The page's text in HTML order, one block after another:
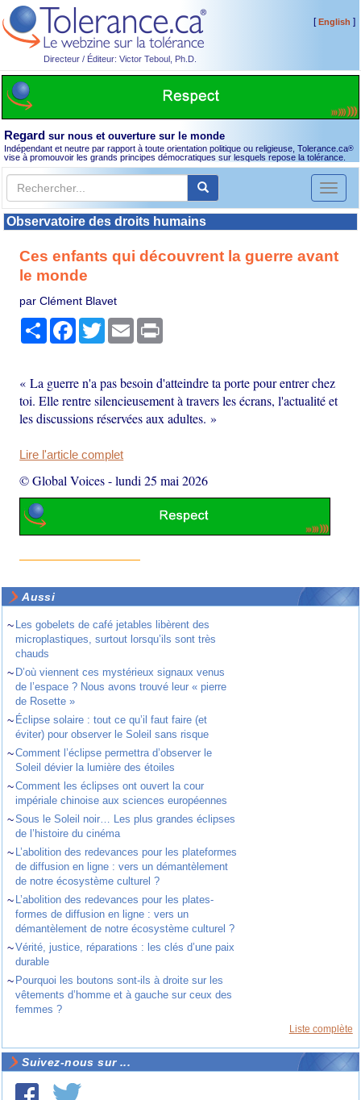
Directeur / Éditeur: Victor Teboul, Ph.D.
[English ]
Regard sur nous et ouverture sur le monde
Indépendant et neutre par rapport à toute orientation politique ou religieuse, Tolerance.ca®
vise à promouvoir les grands principes démocratiques sur lesquels repose la tolérance.
Toggle
Observatoire des droits humains
Ces enfants qui découvrent la guerre avant
le monde
par Clément Blavet
PartagerFacebook
TwitterEmail
« La guerre n'a pas besoin d'atteindre ta porte pour entrer chez
toi. Elle rentre silencieusement à travers les écrans, l'actualité et
les discussions réservées aux adultes. »
Lire l'article complet
© Global Voices-lundi 25 mai 2026
Aussi
~ Les gobelets de café jetables libèrent des
microplastiques, surtout lorsqu’ils sont très
chauds
~ D’où viennent ces mystérieux signaux venus
de l’espace ? Nous avons trouvé leur « pierre
de Rosette »
~ Éclipse solaire : tout ce qu’il faut faire (et
éviter) pour observer le Soleil sans risque
~Comment l’éclipse permettra d’observer le
Soleil dévier la lumière des étoiles
~Comment les éclipses ont ouvert la cour
impériale chinoise aux sciences européennes
~Sous le Soleil noir… Les plus grandes éclipses
de l’histoire du cinéma
~ L’abolition des redevances pour les plateformes
de diffusion en ligne : vers un démantèlement
de notre écosystème culturel ?
~ L’abolition des redevances pour les plates-
formes de diffusion en ligne : vers un
démantèlement de notre écosystème culturel ?
~Vérité, justice, réparations : les clés d’une paix
durable
~ Pourquoi les boutons sont-ils à droite sur les
vêtements d’homme et à gauche sur ceux des
femmes ?
Liste complète
Suivez-nous sur ...